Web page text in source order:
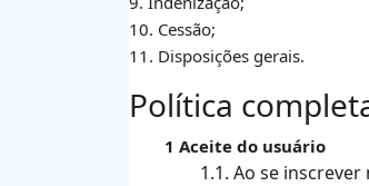
10. Cessão;
11. Disposições gerais.
Política
1 Aceite do usuário
1.1. Ao se